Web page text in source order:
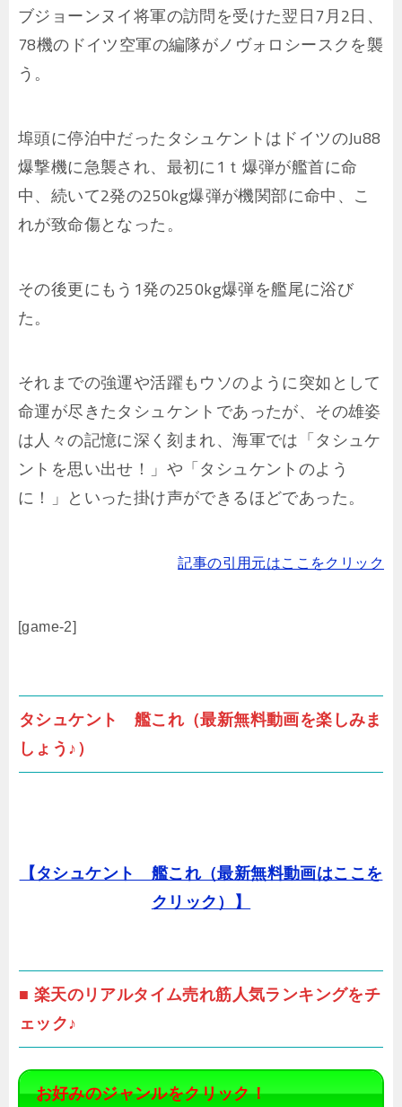
ブジョーンヌイ将軍の訪問を受けた翌日7月2日、
78機のドイツ空軍の編隊がノヴォロシースクを襲
う。
埠頭に停泊中だったタシュケントはドイツのJu88
爆撃機に急襲され、最初に1ｔ爆弾が艦首に命
中、続いて2発の250kg爆弾が機関部に命中、こ
れが致命傷となった。
その後更にもう1発の250kg爆弾を艦尾に浴び
た。
それまでの強運や活躍もウソのように突如として
命運が尽きたタシュケントであったが、その雄姿
は人々の記憶に深く刻まれ、海軍では「タシュケ
ントを思い出せ！」や「タシュケントのよう
に！」といった掛け声ができるほどであった。
記事の引用元はここをクリック
[game-2]
タシュケント 艦これ（最新無料動画を楽しみま
しょう♪）
【タシュケント 艦これ（最新無料動画はここを
クリック）】
■ 楽天のリアルタイム売れ筋人気ランキングをチ
ェック♪
お好みのジャンルをクリック！